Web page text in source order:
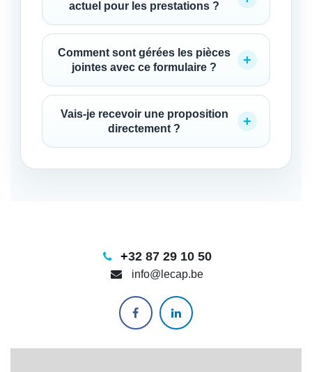
actuel pour les prestations ?
Comment sont gérées les pièces
jointes avec ce formulaire ?
Vais-je recevoir une proposition
directement ?
+32 87 29 10 50
info@lecap.be